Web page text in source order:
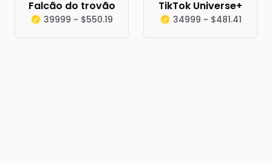
Falcão do trovão
39999 ~ $550.19
TikTok Universe+
34999 ~ $481.41